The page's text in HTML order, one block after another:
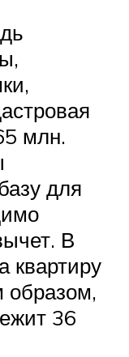
млн.
для
В
квартиру
образом,
36